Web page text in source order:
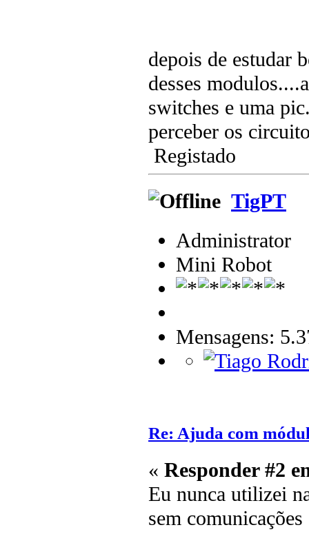
depois de estudar
desses
switches e uma
perceber os
Registado
TigPT
Administrator
Mini Robot
Mensagens:
Re: Ajuda com
« Responder #2
Eu nunca utilizei
sem